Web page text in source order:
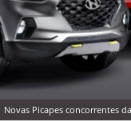
Novas Picapes concorrentes